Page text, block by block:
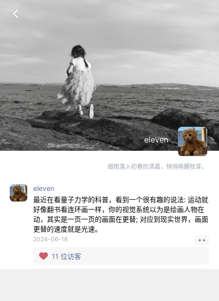
eleven
细雨落入初春的清晨，悄悄唤醒枝芽。
eleven
最近在看量子力学的科普，看到一个很有趣的说法: 运动就
好像翻书看连环画一样，你的视觉系统以为是绘画人物在
动，其实是一页一页的画面在更替; 对应到现实世界，画面
更替的速度就是光速。
2024-06-18
11 位访客